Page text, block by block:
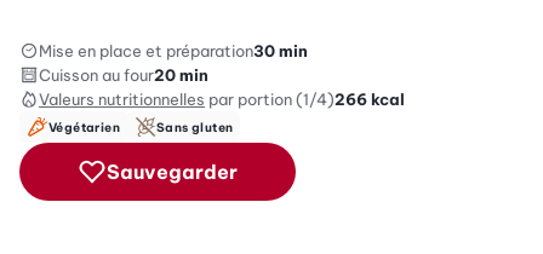
Mise en place et préparation30 min
Cuisson au four20 min
Valeurs nutritionnelles par portion (1/4)266kcal
Végétarien Sans gluten
Sauvegarder